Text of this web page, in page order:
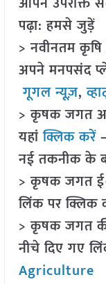
पढ़ा: हमसे जुड़ें
> नवीनतम
अपने मनपसंद
गूगल न्यूज़,
> कृषक जगत
यहांक्लिक करें
नई तकनीक के
> कृषक जगत
लिंक पर क्लिक
> कृषक जगत
नीचे दिए गए
Agriculture